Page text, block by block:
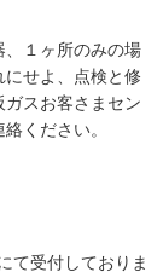
、１ヶ所のみの場
にせよ、点検と修
スお客さまセン
ください。
て受付しておりま